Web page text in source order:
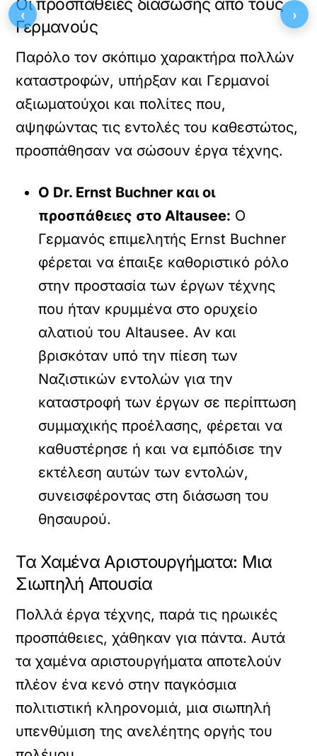
Γερμανούς
Παρόλο τον σκόπιμο χαρακτήρα πολλών
καταστροφών, υπήρξαν και Γερμανοί
αξιωματούχοι και πολίτες που,
αψηφώντας τις εντολές του καθεστώτος,
προσπάθησαν να σώσουν έργα τέχνης.
Ο Dr. Ernst Buchner και οι
προσπάθειες στο Altausee: Ο
Γερμανός επιμελητής Ernst Buchner
φέρεται να έπαιξε καθοριστικό ρόλο
στην προστασία των έργων τέχνης
που ήταν κρυμμένα στο ορυχείο
αλατιού του Altausee. Αν και
βρισκόταν υπό την πίεση των
Ναζιστικών εντολών για την
καταστροφή των έργων σε περίπτωση
συμμαχικής προέλασης, φέρεται να
καθυστέρησε ή και να εμπόδισε την
εκτέλεση αυτών των εντολών,
συνεισφέροντας στη διάσωση του
θησαυρού.
Τα Χαμένα Αριστουργήματα: Μια
Σιωπηλή Απουσία
Πολλά έργα τέχνης, παρά τις ηρωικές
προσπάθειες, χάθηκαν για πάντα. Αυτά
τα χαμένα αριστουργήματα αποτελούν
πλέον ένα κενό στην παγκόσμια
πολιτιστική κληρονομιά, μια σιωπηλή
υπενθύμιση της ανελέητης οργής του
‹ ›